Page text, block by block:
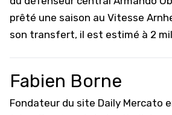
prêté une saison au Vitesse
son transfert, il est estimé à 2
Fabien Borne
Fondateur du site Daily Mercato